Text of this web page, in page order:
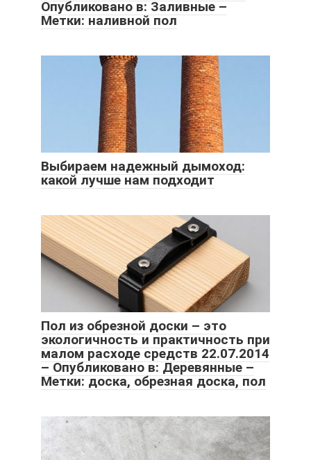
Опубликовано в: Заливные –
Метки: наливной пол
Выбираем надежный дымоход:
какой лучше нам подходит
Пол из обрезной доски – это
экологичность и практичность при
малом расходе средств 22.07.2014
– Опубликовано в: Деревянные –
Метки: доска, обрезная доска, пол